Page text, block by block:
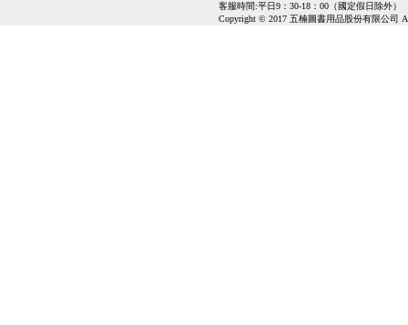
客服時間:平日9：30-18：00（國定假日除外）
Copyright © 2017 五楠圖書用品股份有限公司